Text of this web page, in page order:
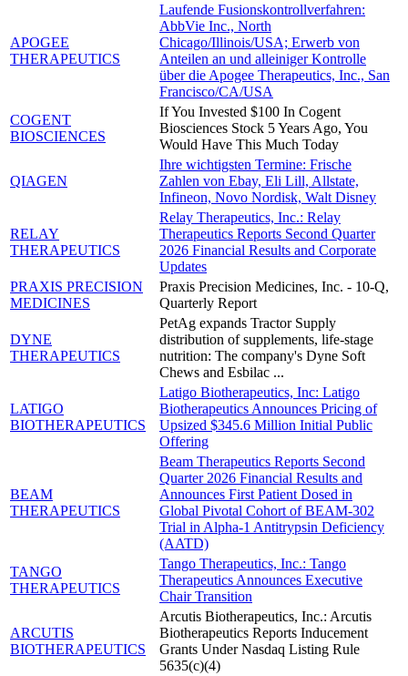
APOGEE
THERAPEUTICS
Laufende Fusionskontrollverfahren:
AbbVie Inc., North
Chicago/Illinois/USA; Erwerb von
Anteilen an und alleiniger Kontrolle
über die Apogee Therapeutics, Inc., San
Francisco/CA/USA
COGENT
BIOSCIENCES
If You Invested $100 In Cogent
Biosciences Stock 5 Years Ago, You
Would Have This Much Today
QIAGEN
Ihre wichtigsten Termine: Frische
Zahlen von Ebay, Eli Lill, Allstate,
Infineon, Novo Nordisk, Walt Disney
RELAY
THERAPEUTICS
Relay Therapeutics, Inc.: Relay
Therapeutics Reports Second Quarter
2026 Financial Results and Corporate
Updates
PRAXIS PRECISION
MEDICINES
Praxis Precision Medicines, Inc. - 10-Q,
Quarterly Report
DYNE
THERAPEUTICS
PetAg expands Tractor Supply
distribution of supplements, life-stage
nutrition: The company's Dyne Soft
Chews and Esbilac ...
LATIGO
BIOTHERAPEUTICS
Latigo Biotherapeutics, Inc: Latigo
Biotherapeutics Announces Pricing of
Upsized $345.6 Million Initial Public
Offering
BEAM
THERAPEUTICS
Beam Therapeutics Reports Second
Quarter 2026 Financial Results and
Announces First Patient Dosed in
Global Pivotal Cohort of BEAM-302
Trial in Alpha-1 Antitrypsin Deficiency
(AATD)
TANGO
THERAPEUTICS
Tango Therapeutics, Inc.: Tango
Therapeutics Announces Executive
Chair Transition
ARCUTIS
BIOTHERAPEUTICS
Arcutis Biotherapeutics, Inc.: Arcutis
Biotherapeutics Reports Inducement
Grants Under Nasdaq Listing Rule
5635(c)(4)